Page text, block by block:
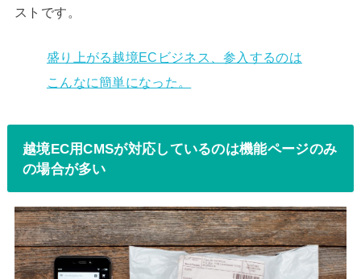
ストです。
盛り上がる越境ECビジネス、参入するのは
こんなに簡単になった。
越境EC用CMSが対応しているのは機能ページのみ
の場合が多い